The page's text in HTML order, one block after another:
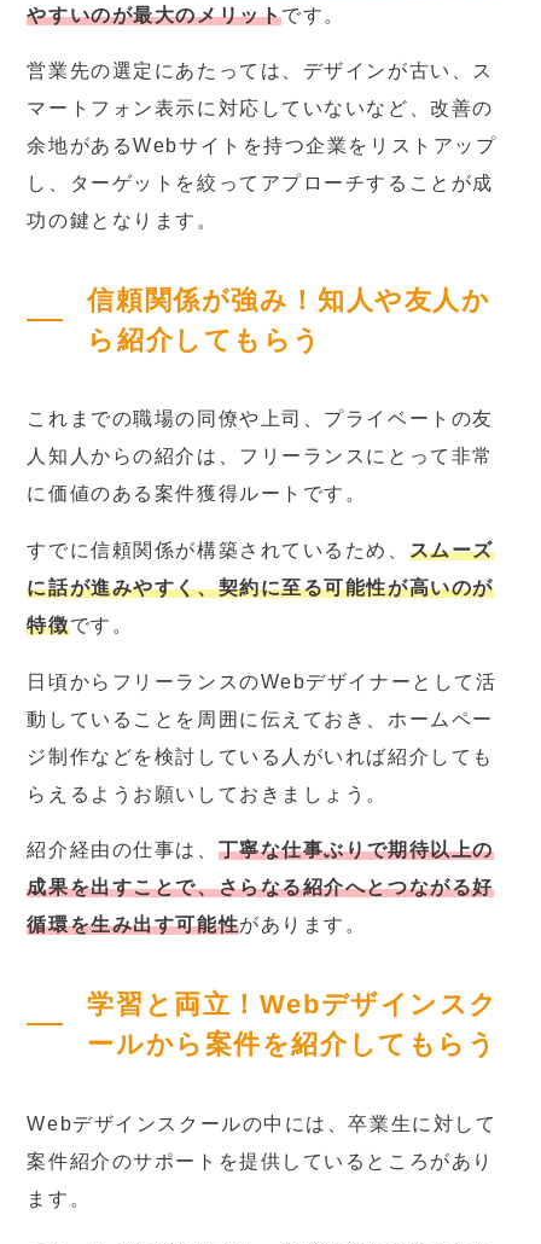
やすいのが最大のメリットです。
営業先の選定にあたっては、デザインが古い、ス
マートフォン表示に対応していないなど、改善の
余地があるWebサイトを持つ企業をリストアップ
し、ターゲットを絞ってアプローチすることが成
功の鍵となります。
信頼関係が強み！知人や友人か
ら紹介してもらう
これまでの職場の同僚や上司、プライベートの友
人知人からの紹介は、フリーランスにとって非常
に価値のある案件獲得ルートです。
すでに信頼関係が構築されているため、 スムーズ
に話が進みやすく、契約に至る可能性が高いのが
特徴です。
日頃からフリーランスのWebデザイナーとして活
動していることを周囲に伝えておき、ホームペー
ジ制作などを検討している人がいれば紹介しても
らえるようお願いしておきましょう。
紹介経由の仕事は、 丁寧な仕事ぶりで期待以上の
成果を出すことで、さらなる紹介へとつながる好
循環を生み出す可能性があります。
学習と両立！Webデザインスク
ールから案件を紹介してもらう
Webデザインスクールの中には、卒業生に対して
案件紹介のサポートを提供しているところがあり
ます。